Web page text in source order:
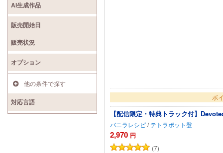
ボ
【配信限定・特典トラック付】
バニラレシピ/テトラポット登
2,970 円
(7)
AI生成作品
販売開始日
販売状況
オプション
他の条件で探す
対応言語